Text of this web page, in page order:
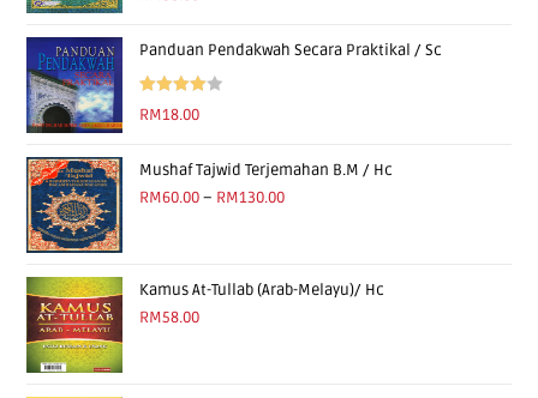
Panduan Pendakwah Secara Praktikal / Sc
Rated
RM18.00
Mushaf Tajwid Terjemahan B.M / Hc
RM60.00 – RM130.00
Kamus At-Tullab (Arab-Melayu)/ Hc
RM58.00